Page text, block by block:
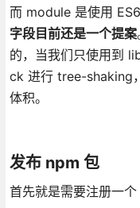
而 module 是使用
字段目前还是一个提案
的，当我们只使用到
ck 进行 tree-shaking
体积。
发布 npm 包
首先就是需要注册一个